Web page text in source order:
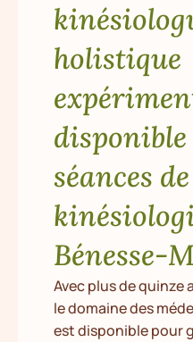
holistique
séances de
Bénesse-
Avec plus de quinze
le domaine des
est disponible pour